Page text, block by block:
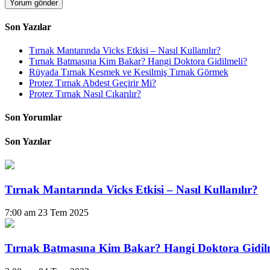
Son Yazılar
Tırnak Mantarında Vicks Etkisi – Nasıl Kullanılır?
Tırnak Batmasına Kim Bakar? Hangi Doktora Gidilmeli?
Rüyada Tırnak Kesmek ve Kesilmiş Tırnak Görmek
Protez Tırnak Abdest Geçirir Mi?
Protez Tırnak Nasıl Çıkarılır?
Son Yorumlar
Son Yazılar
Tırnak Mantarında Vicks Etkisi – Nasıl Kullanılır?
7:00 am 23 Tem 2025
Tırnak Batmasına Kim Bakar? Hangi Doktora